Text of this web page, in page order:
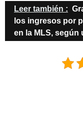
Leer también :
los ingresos por
en la MLS, según